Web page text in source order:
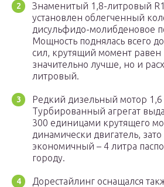
Знаменитый 1,8-литровый
установлен облегченный
дисульфидо-молибденовое
Мощность поднялась всего
сил, крутящий момент
значительно лучше, но и
литровый.
Редкий дизельный мотор 1,6
Турбированный агрегат
300 единицами крутящего
динамически двигатель,
экономичный – 4 литра
городу.
Дорестайлинг оснащался